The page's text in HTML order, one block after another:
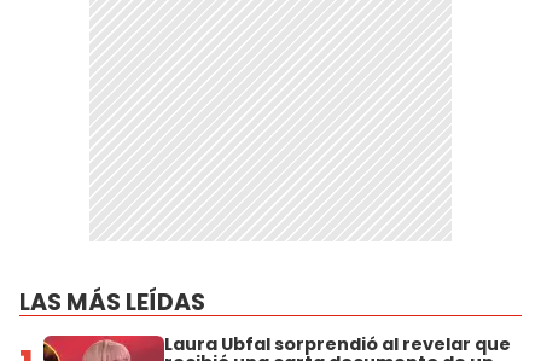
LAS MÁS LEÍDAS
Laura Ubfal sorprendió al revelar que